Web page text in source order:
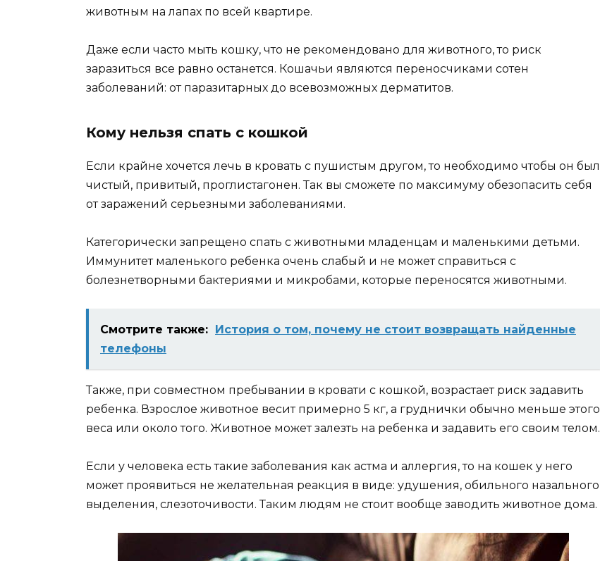
животным на лапах по всей квартире.
Даже если часто мыть кошку, что не рекомендовано для животного, то риск
заразиться все равно останется. Кошачьи являются переносчиками сотен
заболеваний: от паразитарных до всевозможных дерматитов.
Кому нельзя спать с кошкой
Если крайне хочется лечь в кровать с пушистым другом, то необходимо чтобы он был
чистый, привитый, проглистагонен. Так вы сможете по максимуму обезопасить себя
от заражений серьезными заболеваниями.
Категорически запрещено спать с животными младенцам и маленькими детьми.
Иммунитет маленького ребенка очень слабый и не может справиться с
болезнетворными бактериями и микробами, которые переносятся животными.
Смотрите также: История о том, почему не стоит возвращать найденные
телефоны
Также, при совместном пребывании в кровати с кошкой, возрастает риск задавить
ребенка. Взрослое животное весит примерно 5 кг, а груднички обычно меньше этого
веса или около того. Животное может залезть на ребенка и задавить его своим телом.
Если у человека есть такие заболевания как астма и аллергия, то на кошек у него
может проявиться не желательная реакция в виде: удушения, обильного назального
выделения, слезоточивости. Таким людям не стоит вообще заводить животное дома.